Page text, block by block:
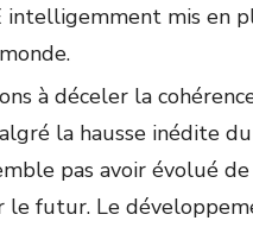
intelligemment mis en
à déceler la
la hausse inédite
pas avoir évolué
le futur. Le